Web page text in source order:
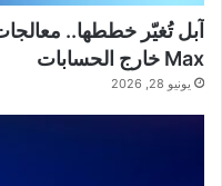
Max خارج الحسابات
يونيو 28, 2026